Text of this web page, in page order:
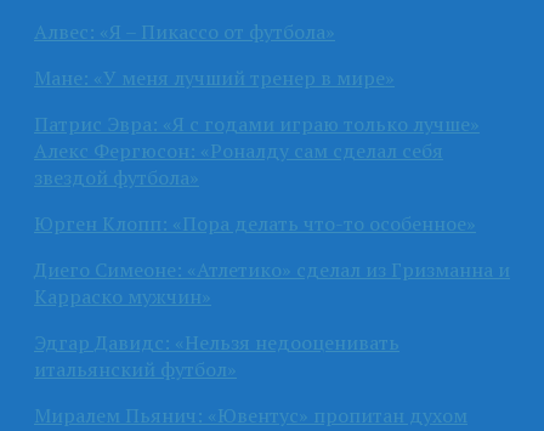
Алвес: «Я – Пикассо от футбола»
Мане: «У меня лучший тренер в мире»
Патрис Эвра: «Я с годами играю только лучше»
Алекс Фергюсон: «Роналду сам сделал себя
звездой футбола»
Юрген Клопп: «Пора делать что-то особенное»
Диего Симеоне: «Атлетико» сделал из Гризманна и
Карраско мужчин»
Эдгар Давидс: «Нельзя недооценивать
итальянский футбол»
Миралем Пьянич: «Ювентус» пропитан духом